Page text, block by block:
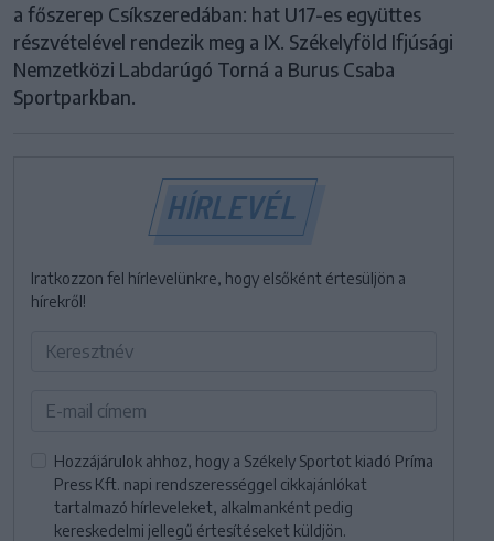
a főszerep Csíkszeredában: hat U17-es együttes
részvételével rendezik meg a IX. Székelyföld Ifjúsági
Nemzetközi Labdarúgó Torná a Burus Csaba
Sportparkban.
HÍRLEVÉL
Iratkozzon fel hírlevelünkre, hogy elsőként értesüljön a
hírekről!
Hozzájárulok ahhoz, hogy a Székely Sportot kiadó Príma
Press Kft. napi rendszerességgel cikkajánlókat
tartalmazó hírleveleket, alkalmanként pedig
kereskedelmi jellegű értesítéseket küldjön.